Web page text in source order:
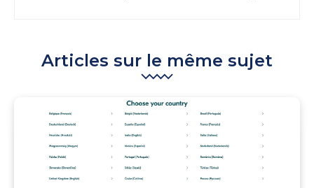
Articles sur le même sujet